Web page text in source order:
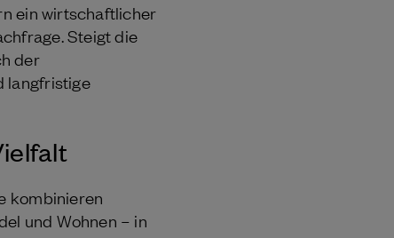
ein wirtschaftlicher
Steigt die
der
langfristige
kombinieren
und Wohnen – in